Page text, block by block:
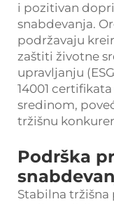
i pozitivan
snabdevanja.
podržavaju
zaštiti životne
upravljanju
14001
sredinom,
tržišnu
Podrška
Stabilna